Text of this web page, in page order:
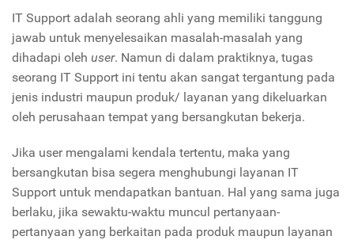
IT Support adalah seorang ahli yang memiliki tanggung
jawab untuk menyelesaikan masalah-masalah yang
dihadapi oleh user. Namun di dalam praktiknya, tugas
seorang IT Support ini tentu akan sangat tergantung pada
jenis industri maupun produk/ layanan yang dikeluarkan
oleh perusahaan tempat yang bersangkutan bekerja.
Jika user mengalami kendala tertentu, maka yang
bersangkutan bisa segera menghubungi layanan IT
Support untuk mendapatkan bantuan. Hal yang sama juga
berlaku, jika sewaktu-waktu muncul pertanyaan-
pertanyaan yang berkaitan pada produk maupun layanan